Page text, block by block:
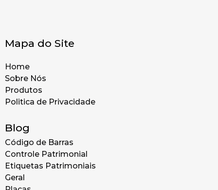
Mapa do Site
Home
Sobre Nós
Produtos
Politica de Privacidade
Blog
Código de Barras
Controle Patrimonial
Etiquetas Patrimoniais
Geral